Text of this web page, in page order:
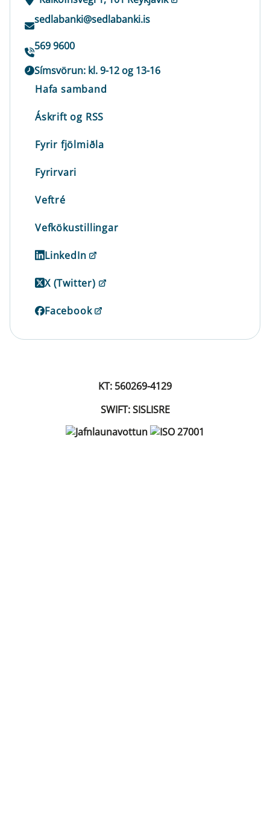
sedlabanki@sedlabanki.is
569 9600
Símsvörun: kl. 9-12 og 13-16
Hafa samband
Áskrift og RSS
Fyrir fjölmiðla
Fyrirvari
Veftré
Vefkökustillingar
LinkedIn
X (Twitter)
Facebook
KT: 560269-4129
SWIFT: SISLISRE